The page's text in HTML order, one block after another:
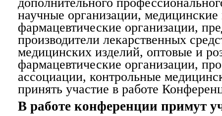
научные организации, медицинские
фармацевтические организации,
производители лекарственных
медицинских изделий, оптовые и
фармацевтические организации,
ассоциации, контрольные
принять участие в работе
В работе конференции примут